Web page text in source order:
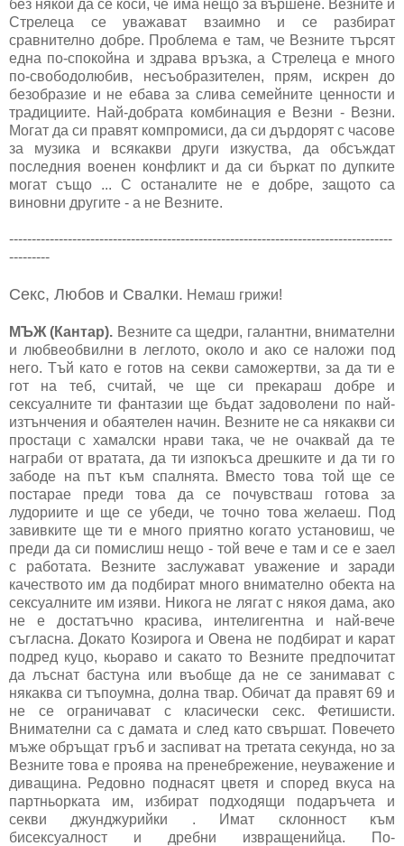
без някой да се коси, че има нещо за вършене. Везните и
Стрелеца се уважават взаимно и се разбират
сравнително добре. Проблема е там, че Везните търсят
една по-спокойна и здрава връзка, а Стрелеца е много
по-свободолюбив, несъобразителен, прям, искрен до
безобразие и не ебава за слива семейните ценности и
традициите. Най-добрата комбинация е Везни - Везни.
Могат да си правят компромиси, да си дърдорят с часове
за музика и всякакви други изкуства, да обсъждат
последния военен конфликт и да си бъркат по дупките
могат също ... С останалите не е добре, защото са
виновни другите - а не Везните.
-------------------------------------------------------------------------------------
---------
Секс, Любов и Свалки. Немаш грижи!
МЪЖ (Кантар). Везните са щедри, галантни, внимателни
и любвеобвилни в леглото, около и ако се наложи под
него. Тъй като е готов на секви саможертви, за да ти е
гот на теб, считай, че ще си прекараш добре и
сексуалните ти фантазии ще бъдат задоволени по най-
изтънчения и обаятелен начин. Везните не са някакви си
простаци с хамалски нрави така, че не очаквай да те
награби от вратата, да ти изпокъса дрешките и да ти го
забоде на път към спалнята. Вместо това той ще се
постарае преди това да се почувстваш готова за
лудориите и ще се убеди, че точно това желаеш. Под
завивките ще ти е много приятно когато установиш, че
преди да си помислиш нещо - той вече е там и се е заел
с работата. Везните заслужават уважение и заради
качеството им да подбират много внимателно обекта на
сексуалните им изяви. Никога не лягат с някоя дама, ако
не е достатъчно красива, интелигентна и най-вече
съгласна. Докато Козирога и Овена не подбират и карат
подред куцо, кьораво и сакато то Везните предпочитат
да лъснат бастуна или въобще да не се занимават с
някаква си тъпоумна, долна твар. Обичат да правят 69 и
не се ограничават с класически секс. Фетишисти.
Внимателни са с дамата и след като свършат. Повечето
мъже обръщат гръб и заспиват на третата секунда, но за
Везните това е проява на пренебрежение, неуважение и
диващина. Редовно поднасят цветя и според вкуса на
партньорката им, избират подходящи подаръчета и
секви джунджурийки . Имат склонност към
бисексуалност и дребни извращенийца. По-